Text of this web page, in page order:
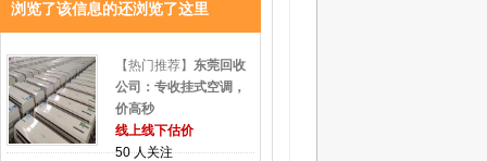
浏览了该信息的还浏览了这里
【热门推荐】 东莞回收
公司：专收挂式空调，
价高秒
线上线下估价
50 人关注